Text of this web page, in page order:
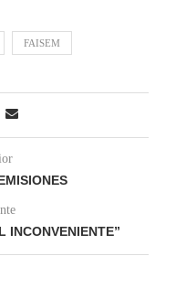
FAISEM
INCONVENIENTE”